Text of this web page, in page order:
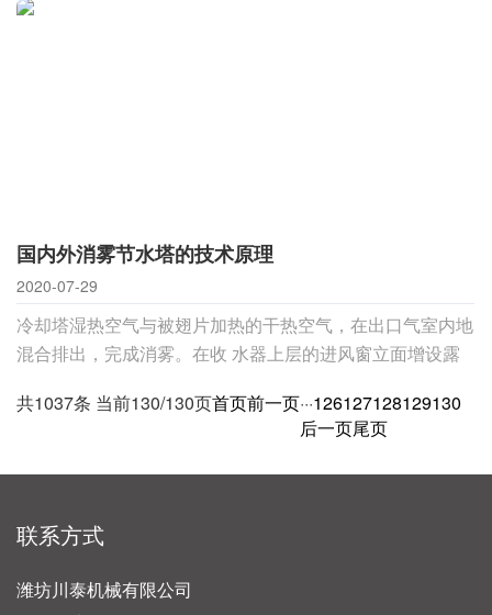
式冷却塔的平
国内外消雾节水塔的技术原理
2020-07-29
冷却塔湿热空气与被翅片加热的干热空气，在出口气室内地
混合排出，完成消雾。在收 水器上层的进风窗立面增设露
面 的气室增设空气
共1037条 当前130/130页首页前一页···126127128129130
后一页尾页
联系方式
潍坊川泰机械有限公司